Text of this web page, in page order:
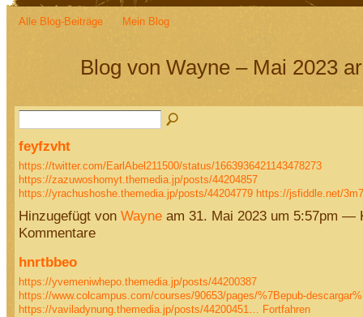
Alle Blog-Beiträge Mein Blog
Blog von Wayne – Mai 2023
feyfzvht
https://twitter.com/EarlAbel211500/status/1663936421143478273
https://zazuwoshomyt.themedia.jp/posts/44204857
https://yrachushoshe.themedia.jp/posts/44204779 https://jsfiddle.net/
Hinzugefügt von Wayneam 31. Mai 2023 um 5:57pm —
Kommentare
hnrtbbeo
https://yvemeniwhepo.themedia.jp/posts/44200387
https://www.colcampus.com/courses/90653/pages/%7Bepub-
https://vaviladynung.themedia.jp/posts/44200451… Fortfahren